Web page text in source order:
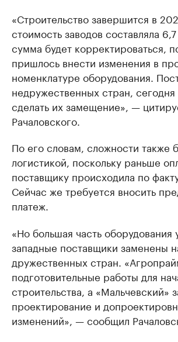
«Строительство завершится в
стоимость заводов составляла
сумма будет корректироваться,
пришлось внести изменения в
номенклатуре оборудования.
недружественных стран,
сделать их замещение», —
Рачаловского.
По его словам, сложности также
логистикой, поскольку раньше
поставщику происходила по
Сейчас же требуется вносить
платеж.
«Но большая часть оборудования
западные поставщики заменены
дружественных стран.
подготовительные работы для
строительства, а «Мальчевский»
проектирование и
изменений», — сообщил